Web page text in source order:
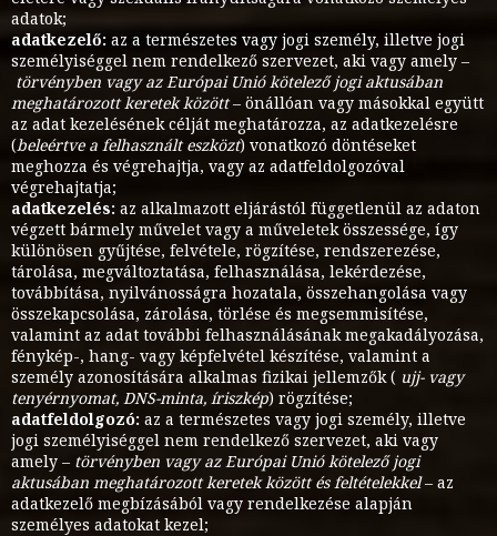
adatok;
adatkezelő: az a természetes vagy jogi személy, illetve jogi
személyiséggel nem rendelkező szervezet, aki vagy amely –
törvényben vagy az Európai Unió kötelező jogi aktusában
meghatározott keretek között– önállóan vagy másokkal együtt
az adat kezelésének célját meghatározza, az adatkezelésre
(beleértve a felhasznált eszközt) vonatkozó döntéseket
meghozza és végrehajtja, vagy az adatfeldolgozóval
végrehajtatja;
adatkezelés: az alkalmazott eljárástól függetlenül az adaton
végzett bármely művelet vagy a műveletek összessége, így
különösen gyűjtése, felvétele, rögzítése, rendszerezése,
tárolása, megváltoztatása, felhasználása, lekérdezése,
továbbítása, nyilvánosságra hozatala, összehangolása vagy
összekapcsolása, zárolása, törlése és megsemmisítése,
valamint az adat további felhasználásának megakadályozása,
fénykép-, hang- vagy képfelvétel készítése, valamint a
személy azonosítására alkalmas fizikai jellemzők ( ujj- vagy
tenyérnyomat, DNS-minta, íriszkép) rögzítése;
adatfeldolgozó: az a természetes vagy jogi személy, illetve
jogi személyiséggel nem rendelkező szervezet, aki vagy
amely – törvényben vagy az Európai Unió kötelező jogi
aktusában meghatározott keretek között és feltételekkel– az
adatkezelő megbízásából vagy rendelkezése alapján
személyes adatokat kezel;